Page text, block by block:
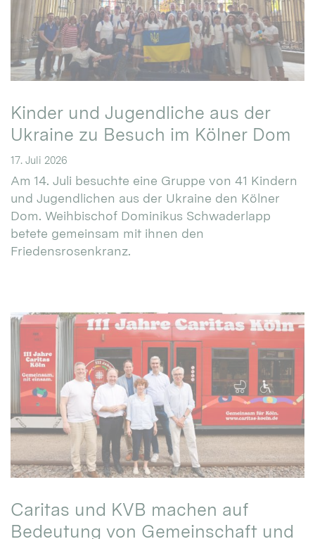
Kinder und Jugendliche aus der
Ukraine zu Besuch im Kölner Dom
17. Juli 2026
Am 14. Juli besuchte eine Gruppe von 41 Kindern
und Jugendlichen aus der Ukraine den Kölner
Dom. Weihbischof Dominikus Schwaderlapp
betete gemeinsam mit ihnen den
Friedensrosenkranz.
Caritas und KVB machen auf
Bedeutung von Gemeinschaft und